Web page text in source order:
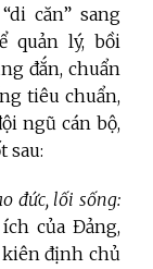
căn” sang
quản lý, bồi
đắn, chuẩn
tiêu chuẩn,
ngũ cán bộ,
sau:
đức, lối sống:
của Đảng,
kiên định chủ